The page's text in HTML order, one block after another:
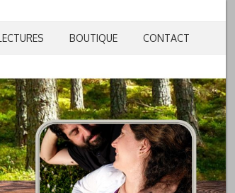
BOUTIQUE CONTACT